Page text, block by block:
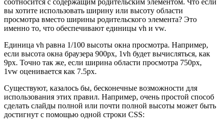
вы хотите использовать ширину или высоту области
просмотра вместо ширины родительского элемента? Это
именно то, что обеспечивают единицы vh и vw.
Единица vh равна 1/100 высоты окна просмотра. Например,
если высота окна браузера 900px, 1vh будет вычисляться, как
9px. Точно так же, если ширина области просмотра 750px,
1vw оценивается как 7.5px.
Существуют, казалось бы, бесконечные возможности для
использования этих правил. Например, очень простой способ
сделать слайды полной или почти полной высоты может быть
достигнут с помощью одной строки CSS: